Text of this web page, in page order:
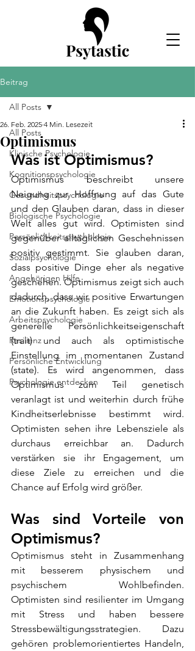
Beitrag
All Posts
Klinische Psychologie
Kognitionspsychologie
Gesundheitspsychologie
Biologische Psychologie
Persönlichkeitspsychologie
Sozialpsychologie
Angehörigen Hilfe
Emotionspsychologie
Arbeitspsychologie
Resilienz
Persönliche Entwicklung
Psychologie entdecken
All Posts
Optimismus
26. Feb. 2025 4 Min. Lesezeit
Was ist Optimismus?
Optimismus beschreibt unsere
Neigung zur Hoffnung auf das Gute
und den Glauben daran, dass in dieser
Welt alles gut wird. Optimisten sind
gegenüber alltäglichen Geschehnissen
positiv gestimmt. Sie glauben daran,
dass positive Dinge eher als negative
geschehen. Optimismus zeigt sich auch
dadurch, dass wir positive Erwartungen
an die Zukunft haben. Es zeigt sich als
generelle Persönlichkeitseigenschaft
(trait) und auch als optimistische
Einstellung im momentanen Zustand
(state). Es wird angenommen, dass
Optimismus zum Teil genetisch
veranlagt ist und weiterhin durch frühe
Kindheitserlebnisse bestimmt wird.
Optimisten sehen ihre Lebensziele als
durchaus erreichbar an. Dadurch
verstärken sie ihr Engagement, um
diese Ziele zu erreichen und die
Chance auf Erfolg wird größer.
Was sind Vorteile von
Optimismus?
Optimismus steht in Zusammenhang
mit besserem physischem und
psychischem Wohlbefinden.
Optimisten sind resilienter im Umgang
mit Stress und haben bessere
Stressbewältigungsstrategien. Dazu
gehören problemorientiertes Handeln,